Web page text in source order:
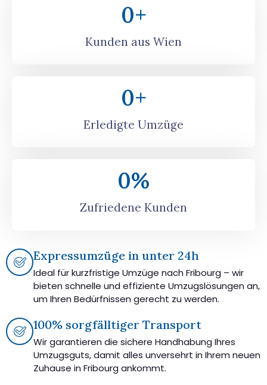
Kunden aus Wien
0+
Erledigte Umzüge
0+
Zufriedene Kunden
0%
Expressumzüge in unter 24h
Ideal für kurzfristige Umzüge nach Fribourg – wir
bieten schnelle und effiziente Umzugslösungen an,
um Ihren Bedürfnissen gerecht zu werden.
100% sorgfälltiger Transport
Wir garantieren die sichere Handhabung Ihres
Umzugsguts, damit alles unversehrt in Ihrem neuen
Zuhause in Fribourg ankommt.